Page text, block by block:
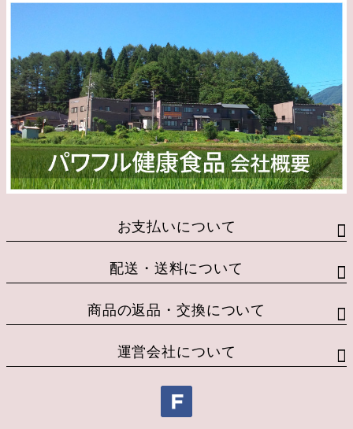
お支払いについて
配送・送料について
商品の返品・交換について
運営会社について